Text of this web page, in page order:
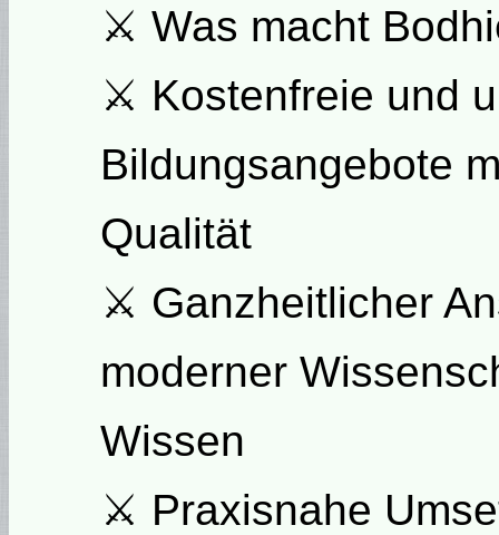
⚔ Was macht
⚔ Kostenfreie und
Bildungsangebote
Qualität
⚔ Ganzheitlicher
moderner
Wissen
⚔ Praxisnahe